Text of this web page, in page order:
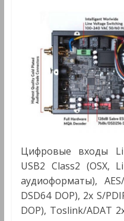
Цифровые входы
USB2 Class2 (OSX,
аудиоформаты),
DSD64 DOP), 2x S/
DOP), Toslink/ADAT